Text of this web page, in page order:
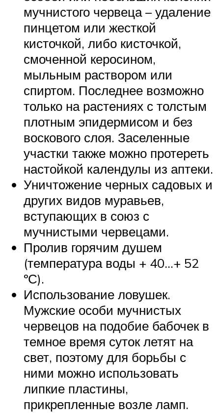
мучнистого червеца – удаление
пинцетом или жесткой
кисточкой, либо кисточкой,
смоченной керосином,
мыльным раствором или
спиртом. Последнее возможно
только на растениях с толстым
плотным эпидермисом и без
воскового слоя. Заселенные
участки также можно протереть
настойкой календулы из аптеки.
Уничтожение черных садовых и
других видов муравьев,
вступающих в союз с
мучнистыми червецами.
Пролив горячим душем
(температура воды + 40…+ 52
ºС).
Использование ловушек.
Мужские особи мучнистых
червецов на подобие бабочек в
темное время суток летят на
свет, поэтому для борьбы с
ними можно использовать
липкие пластины,
прикрепленные возле ламп.